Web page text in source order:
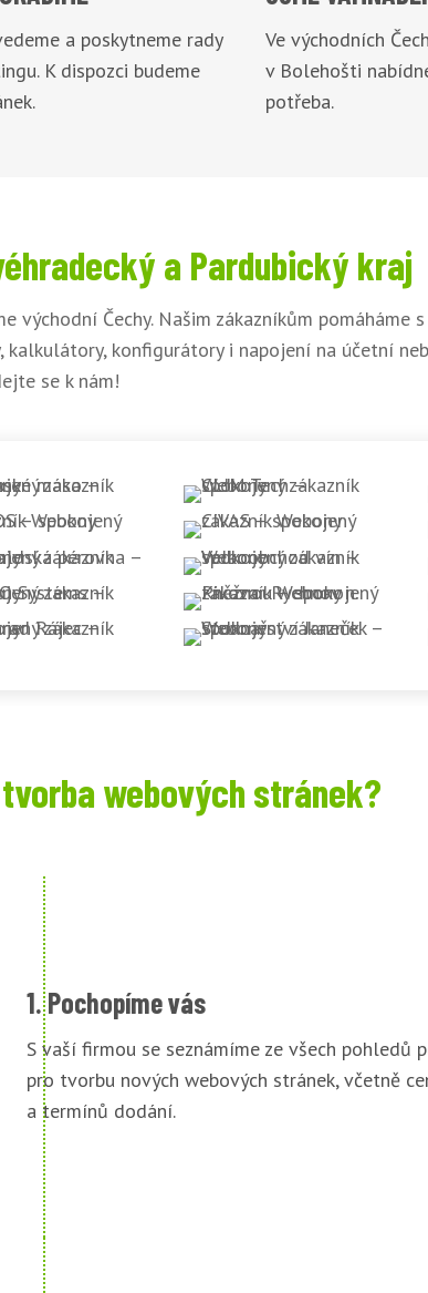
a poskytneme rady
K dispozci budeme
Ve východních
v Bolehošti
potřeba.
a Pardubický kraj
Čechy. Našim zákazníkům pomáháme
konfigurátory i napojení na účetní
se k nám!
webových stránek?
1. Pochopíme vás
S vaší firmou se seznámíme ze všech pohledů
pro tvorbu nových webových stránek, včetně
a termínů dodání.